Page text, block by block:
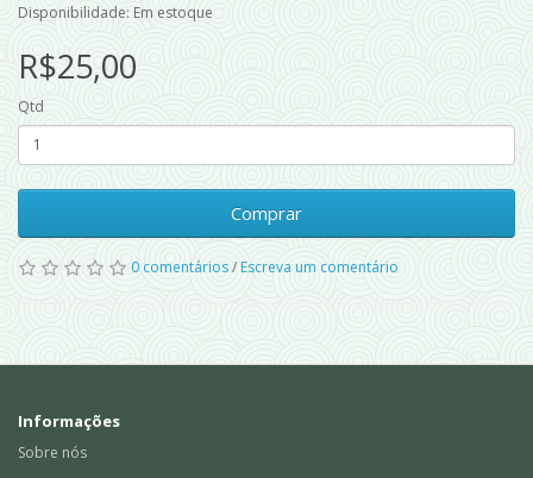
Disponibilidade: Em estoque
R$25,00
Qtd
Comprar
0 comentários/Escreva um comentário
Informações
Sobre nós